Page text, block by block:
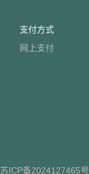
支付方式
网上支付
苏ICP备2024127465号